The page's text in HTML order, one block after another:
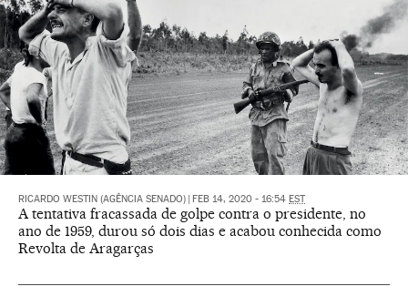
RICARDO WESTIN (AGÊNCIA SENADO) FEB 14, 2020 - 16:54 EST
A tentativa fracassada de golpe contra o presidente, no
ano de 1959, durou só dois dias e acabou conhecida como
Revolta de Aragarças